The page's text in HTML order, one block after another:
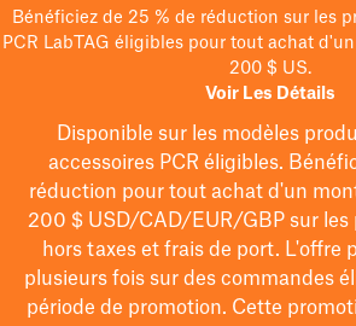
Bénéficiez de 25 % de réduction sur les
PCR LabTAG éligibles pour tout achat
200 $ US.
Voir Les Détails
Disponible sur les modèles
accessoires PCR éligibles.
réduction pour tout achat d'un
200 $USD/CAD/EUR/GBPsur les
hors taxes et frais de port. L'offre
plusieurs fois sur des commandes
période de promotion. Cette